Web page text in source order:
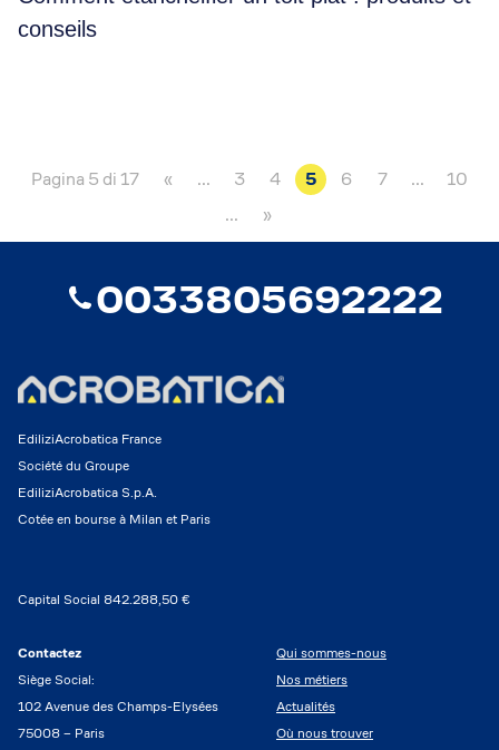
conseils
Pagina 5 di 17 « ... 3 4 5 6 7 ...
10
...
»
0033805692222
EdiliziAcrobatica France
Société du Groupe
EdiliziAcrobatica S.p.A.
Cotée en bourse à Milan et Paris
Capital Social 842.288,50 €
Contactez
Siège Social:
102 Avenue des Champs-Elysées
75008 – Paris
Qui sommes-nous
Nos métiers
Actualités
Où nous trouver